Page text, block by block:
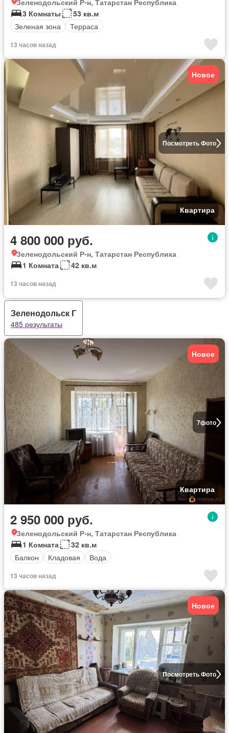
Зеленодольский Р-н, Татарстан Республика
3 Комнаты
53 кв.м
Зеленая зона
Терраса
13 часов назад
Посмотреть Фото
Новое
Квартира
4 800 000 руб.
Зеленодольский Р-н, Татарстан Республика
1 Комната
42 кв.м
13 часов назад
Зеленодольск Г
485 результаты
7фото
Новое
Квартира
2 950 000 руб.
Зеленодольский Р-н, Татарстан Республика
1 Комната
32 кв.м
Балкон
Кладовая Вода
13 часов назад
Посмотреть Фото
Новое